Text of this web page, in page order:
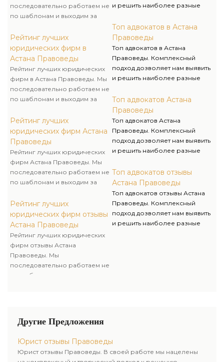
последовательно работаем не
по шаблонам и выходим за
для достижения успеха
клиента. Избирая
юридическую компанию
Правоведы, вы занимаетесь
развитием своего бизнеса, а
безопасностью.
Рейтинг лучших
юридических фирм в
Астана Правоведы
Рейтинг лучших юридических
фирм в Астана Правоведы. Мы
последовательно работаем не
по шаблонам и выходим за
для достижения успеха
клиента. Избирая
юридическую компанию
Правоведы, вы занимаетесь
развитием своего бизнеса, а
безопасностью.
Рейтинг лучших
юридических фирм Астана
Правоведы
Рейтинг лучших юридических
фирм Астана Правоведы. Мы
последовательно работаем не
по шаблонам и выходим за
для достижения успеха
клиента. Избирая
юридическую компанию
Правоведы, вы занимаетесь
развитием своего бизнеса, а
мы его защитой и
Рейтинг лучших
юридических фирм отзывы
Астана Правоведы
Рейтинг лучших юридических
фирм отзывы Астана
Правоведы. Мы
последовательно работаем не
по шаблонам и выходим за
Правоведы, вы занимаетесь
мы его защитой и
безопасностью.
и решить наиболее разные
практической деятельности,
знание и опыт дают
возможность преодолеть
любые затруднения.
Топ адвокатов в Астана
Правоведы
Топ адвокатов в Астана
Правоведы. Комплексный
подход дозволяет нам выявить
и решить наиболее разные
практической деятельности,
знание и опыт дают
возможность преодолеть
любые затруднения.
Топ адвокатов Астана
Правоведы
Топ адвокатов Астана
Правоведы. Комплексный
подход дозволяет нам выявить
и решить наиболее разные
практической деятельности,
знание и опыт дают
возможность преодолеть
любые затруднения.
Топ адвокатов отзывы
Астана Правоведы
Топ адвокатов отзывы Астана
Правоведы. Комплексный
подход дозволяет нам выявить
и решить наиболее разные
Другие Предложения
Юрист отзывы Правоведы
Юрист отзывы Правоведы. В своей работе мы нацелены